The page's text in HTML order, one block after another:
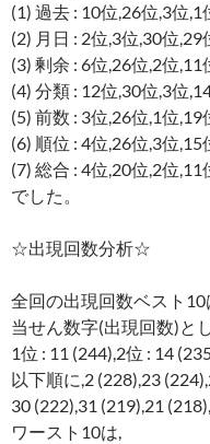
(1) 過去 : 10位,26位,3位,1
(2) 月日 : 2位,3位,30位,29
(3) 剰余 : 6位,26位,2位,11
(4) 分類 : 12位,30位,3位
(5) 前数 : 3位,26位,1位,19
(6) 順位 : 4位,26位,3位,15
(7) 総合 : 4位,20位,2位,11
でした。
☆出現回数分析☆
全回の出現回数ベスト10
当せん数字(出現回数)と
1位 : 11 (244),2位 : 14
以下順に,2 (228),23
30 (222),31 (219),21
ワースト10は,